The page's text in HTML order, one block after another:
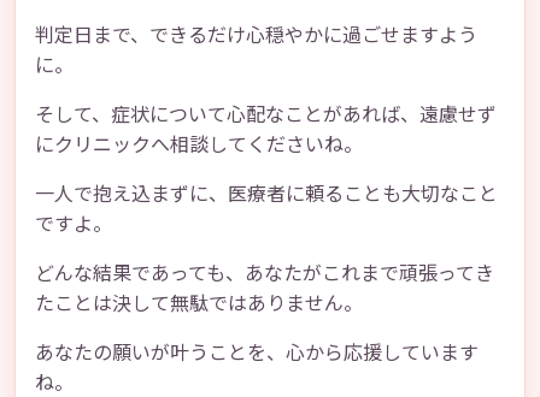
判定日まで、できるだけ心穏やかに過ごせますよう
に。
そして、症状について心配なことがあれば、遠慮せず
にクリニックへ相談してくださいね。
一人で抱え込まずに、医療者に頼ることも大切なこと
ですよ。
どんな結果であっても、あなたがこれまで頑張ってき
たことは決して無駄ではありません。
あなたの願いが叶うことを、心から応援しています
ね。